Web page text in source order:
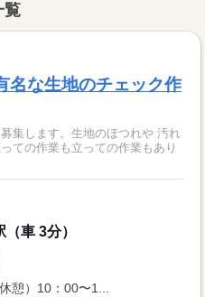
覧
な生地のチェック作
集します。生地のほつれや 汚れ
車 3分）
憩）10：00〜1...